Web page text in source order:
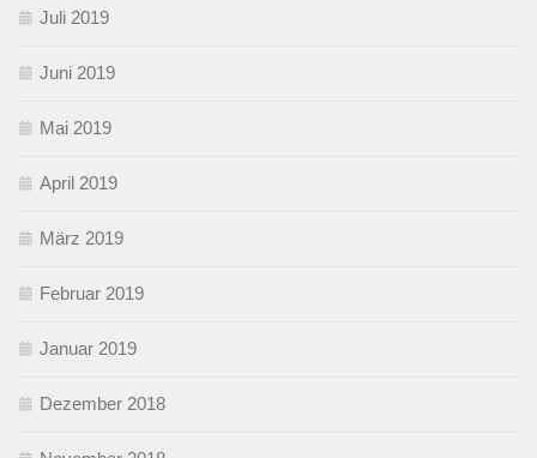
Juli 2019
Juni 2019
Mai 2019
April 2019
März 2019
Februar 2019
Januar 2019
Dezember 2018